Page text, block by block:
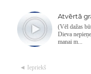
Atvērtā
(Vēl dažas
Dieva
manai m...
◄ Iepriekš